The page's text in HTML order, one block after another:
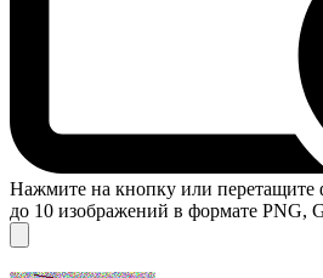
Нажмите на кнопку или перетащите
до 10 изображений в формате PNG,